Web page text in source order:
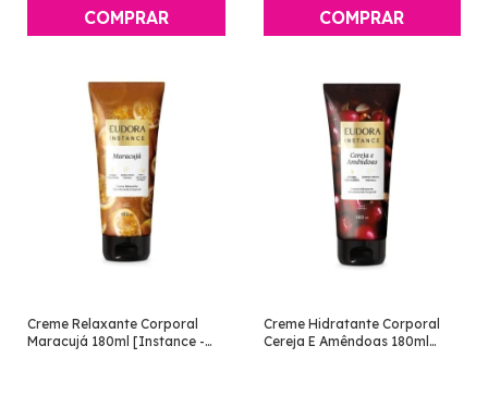
Creme Relaxante Corporal
Maracujá 180ml [Instance -
Creme Hidratante Corporal
Cereja E Amêndoas 180ml